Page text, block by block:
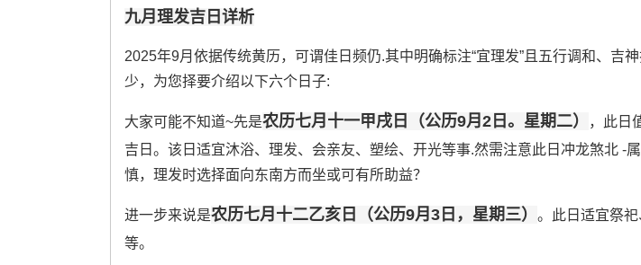
九月理发吉日详析
2025年9月依据传统黄历，可谓佳日频仍.其中明确标注“宜理发”且五行调和、吉
少，为您择要介绍以下六个日子:
大家可能不知道~先是农历七月十一甲戌日（公历9月2日。星期二）
，此日
吉日。该日适宜沐浴、理发、会亲友、塑绘、开光等事.然需注意此日冲龙煞北 -
慎，理发时选择面向东南方而坐或可有所助益？
进一步来说是农历七月十二乙亥日（公历9月3日，星期三） 。此日适宜祭
等。